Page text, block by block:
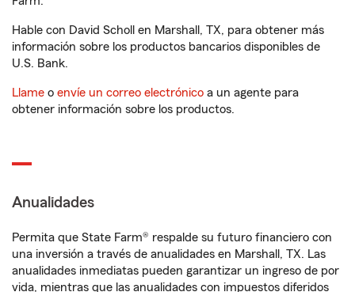
Hable con David Scholl en Marshall, TX, para obtener más
información sobre los productos bancarios disponibles de
U.S. Bank.
Llame o envíe un correo electrónico a un agente para
obtener información sobre los productos.
Anualidades
Permita que State Farm® respalde su futuro financiero con
una inversión a través de anualidades en Marshall, TX. Las
anualidades inmediatas pueden garantizar un ingreso de por
vida, mientras que las anualidades con impuestos diferidos